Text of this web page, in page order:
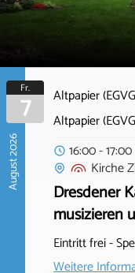
August 2026
Fr.
7
Altpapier
Altpapier
16:00 -
Kirche
Dresdener
musizieren
Eintritt frei -
Weitere